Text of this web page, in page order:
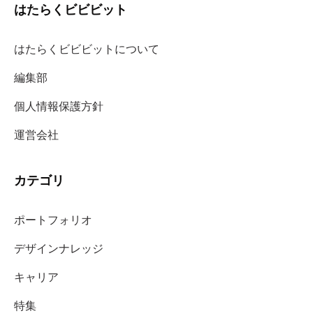
はたらくビビビット
はたらくビビビットについて
編集部
個人情報保護方針
運営会社
カテゴリ
ポートフォリオ
デザインナレッジ
キャリア
特集